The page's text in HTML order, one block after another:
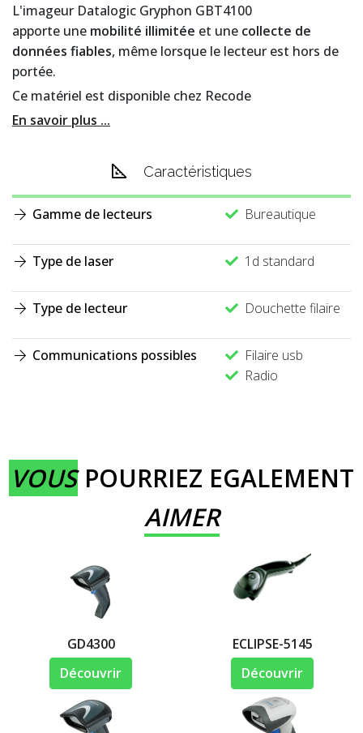
L'imageur Datalogic Gryphon GBT4100
apporte une mobilité illimitée et une collecte de
données fiables, même lorsque le lecteur est hors de
portée.
Ce matériel est disponible chez Recode
En savoir plus ...
Caractéristiques
Gamme de lecteurs Bureautique
Type de laser 1d standard
Type de lecteur Douchette filaire
Communications possibles
Filaire usb
Radio
VOUSPOURRIEZ EGALEMENT
AIMER
GD4300
Découvrir
ECLIPSE-5145
Découvrir